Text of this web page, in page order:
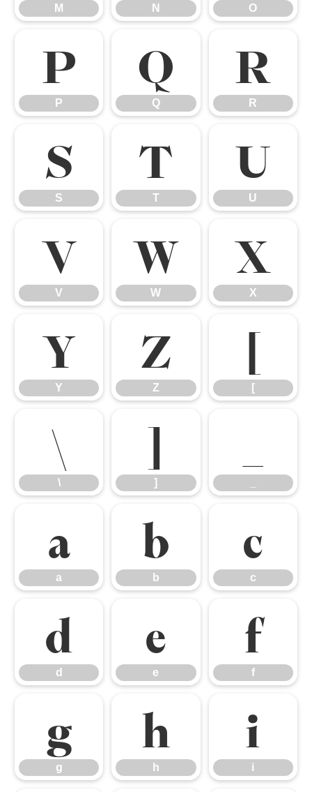
M N O
P
P
Q
Q
R
R
S
S
T
T
U
U
V
V
W
W
X
X
Y
Y
Z
Z
[
[
\
\
]
]
a
a
b
b
c
c
d
d
e
e
f
f
g
g
h
h
i
i